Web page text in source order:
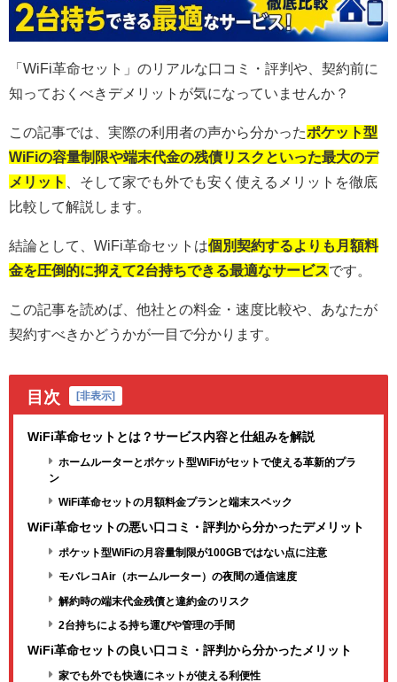
「WiFi革命セット」のリアルな口コミ・評判や、契約前に
知っておくべきデメリットが気になっていませんか？
この記事では、実際の利用者の声から分かったポケット型
WiFiの容量制限や端末代金の残債リスクといった最大のデ
メリット
、そして家でも外でも安く使えるメリットを徹底
比較して解説します。
結論として、WiFi革命セットは個別契約するよりも月額料
金を圧倒的に抑えて2台持ちできる最適なサービスです。
この記事を読めば、他社との料金・速度比較や、あなたが
契約すべきかどうかが一目で分かります。
目次 [非表示]
WiFi革命セットとは？サービス内容と仕組みを解説
ホームルーターとポケット型WiFiがセットで使える革新的プラ
ン
WiFi革命セットの月額料金プランと端末スペック
WiFi革命セットの悪い口コミ・評判から分かったデメリット
ポケット型WiFiの月容量制限が100GBではない点に注意
モバレコAir（ホームルーター）の夜間の通信速度
解約時の端末代金残債と違約金のリスク
2台持ちによる持ち運びや管理の手間
WiFi革命セットの良い口コミ・評判から分かったメリット
家でも外でも快適にネットが使える利便性